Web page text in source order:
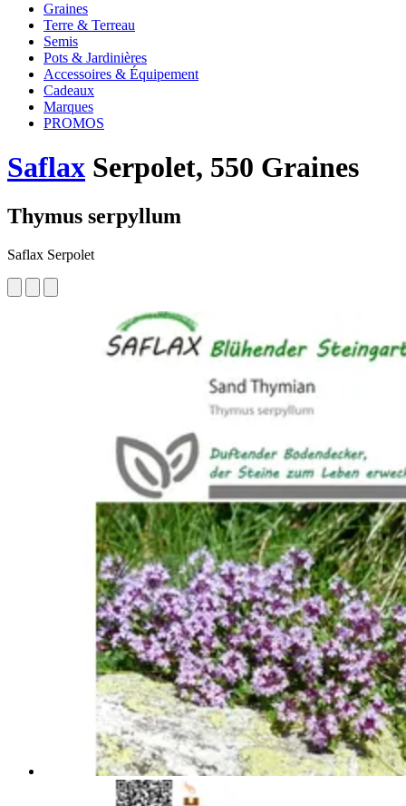
Graines
Terre & Terreau
Semis
Pots & Jardinières
Accessoires & Équipement
Cadeaux
Marques
PROMOS
Saflax Serpolet, 550 Graines
Thymus serpyllum
Saflax Serpolet